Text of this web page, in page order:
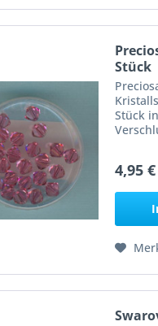
Stück
Stück
4,95